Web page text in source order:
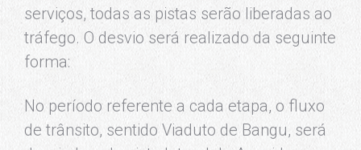
serviços, todas as pistas serão liberadas ao
tráfego. O desvio será realizado da seguinte
forma:
No período referente a cada etapa, o fluxo
de trânsito, sentido Viaduto de Bangu, será